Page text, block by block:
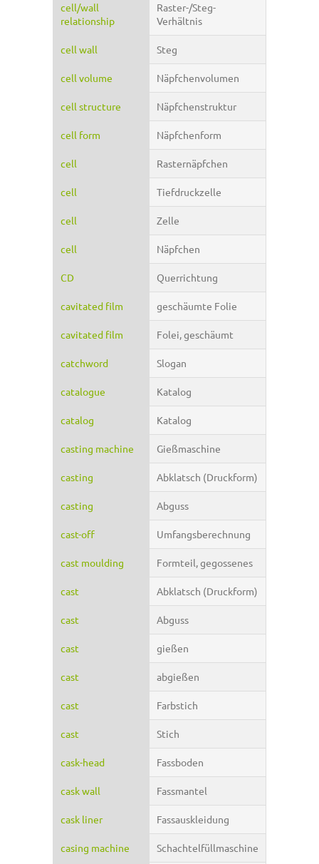
cell/wall
relationship
Raster-/Steg-
Verhältnis
cell wall Steg
cell volume Näpfchenvolumen
cell structure Näpfchenstruktur
cell form Näpfchenform
cell Rasternäpfchen
cell Tiefdruckzelle
cell Zelle
cell Näpfchen
CD Querrichtung
cavitated film geschäumte Folie
cavitated film Folei, geschäumt
catchword Slogan
catalogue Katalog
catalog Katalog
casting machine Gießmaschine
casting Abklatsch (Druckform)
casting Abguss
cast-off Umfangsberechnung
cast moulding Formteil, gegossenes
cast Abklatsch (Druckform)
cast Abguss
cast gießen
cast abgießen
cast Farbstich
cast Stich
cask-head Fassboden
cask wall Fassmantel
cask liner Fassauskleidung
casing machine Schachtelfüllmaschine